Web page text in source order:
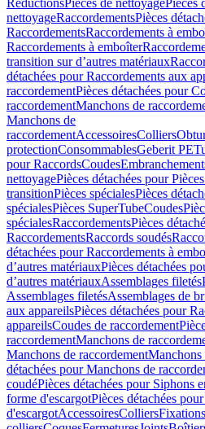
RéductionsPièces de nettoyagePièces
nettoyageRaccordementsPièces
RaccordementsRaccordements à
Raccordements à emboîter
transition sur d’autres matériaux
détachées pour Raccordements aux
raccordementPièces détachées pour
raccordementManchons de
Manchons de
raccordementAccessoiresColliers
protectionConsommablesGeberit PE
pour RaccordsCoudes
nettoyagePièces détachées pour
transitionPièces spécialesPièces
spécialesPièces SuperTubeCoudes
spécialesRaccordementsPièces
RaccordementsRaccords soudés
détachées pour Raccordements à
d’autres matériauxPièces détachées
d’autres matériauxAssemblages filetés
Assemblages filetésAssemblages de
aux appareilsPièces détachées pour
appareilsCoudes de raccordement
raccordementManchons de
Manchons de raccordementManchons
détachées pour Manchons de
coudéPièces détachées pour Siphons
forme d'escargotPièces détachées
d'escargotAccessoiresColliers